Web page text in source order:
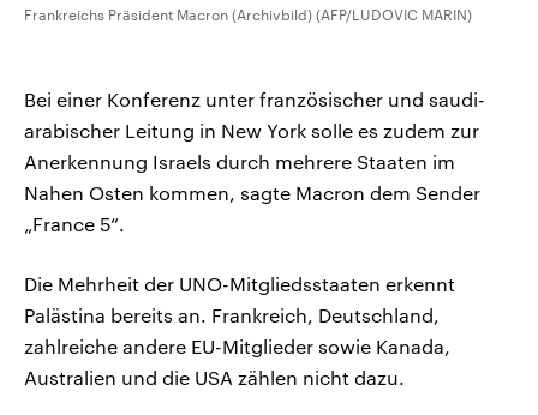
Frankreichs Präsident Macron (Archivbild) (AFP/LUDOVIC MARIN)
Bei einer Konferenz unter französischer und saudi-
arabischer Leitung in New York solle es zudem zur
Anerkennung Israels durch mehrere Staaten im
Nahen Osten kommen, sagte Macron dem Sender
„France 5“.
Die Mehrheit der UNO-Mitgliedsstaaten erkennt
Palästina bereits an. Frankreich, Deutschland,
zahlreiche andere EU-Mitglieder sowie Kanada,
Australien und die USA zählen nicht dazu.